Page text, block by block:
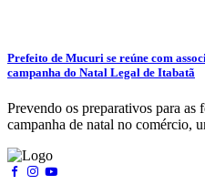
Prefeito de Mucuri se reúne com
campanha do Natal Legal de Itabatã
Prevendo os preparativos para as
campanha de natal no comércio,